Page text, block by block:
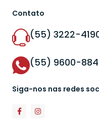
Contato
(55) 3222-
(55) 9600-
Siga-nos nas redes